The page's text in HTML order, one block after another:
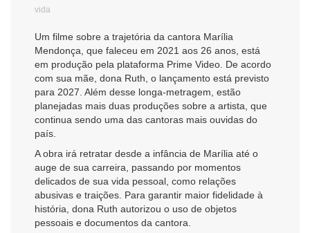
vida
Um filme sobre a trajetória da cantora Marília
Mendonça, que faleceu em 2021 aos 26 anos, está
em produção pela plataforma Prime Video. De acordo
com sua mãe, dona Ruth, o lançamento está previsto
para 2027. Além desse longa-metragem, estão
planejadas mais duas produções sobre a artista, que
continua sendo uma das cantoras mais ouvidas do
país.
A obra irá retratar desde a infância de Marília até o
auge de sua carreira, passando por momentos
delicados de sua vida pessoal, como relações
abusivas e traições. Para garantir maior fidelidade à
história, dona Ruth autorizou o uso de objetos
pessoais e documentos da cantora.